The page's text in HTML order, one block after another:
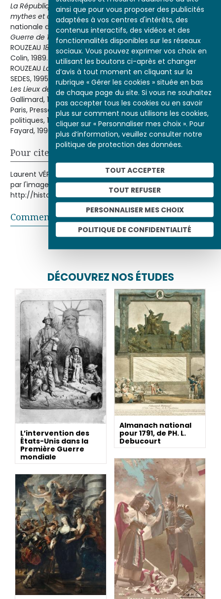
ainsi que pour vous proposer des publicités
adaptées à vos centres d'intérêts, des
contenus interactifs, des vidéos et des
fonctionnalités disponibles sur les réseaux
sociaux. Vous pouvez exprimer vos choix en
utilisant les boutons ci-après et changer
d’avis à tout moment en cliquant sur la
rubrique « Gérer les cookies » située en bas
de chaque page du site. Si vous ne souhaitez
pas accepter tous les cookies ou en savoir
plus sur comment nous utilisons les cookies,
cliquer sur « Personnaliser mes choix ». Pour
plus d’information, veuillez consulter notre
politique de protection des données.
TOUT ACCEPTER
TOUT REFUSER
PERSONNALISER MES CHOIX
POLITIQUE DE CONFIDENTIALITÉ
La RépubliqueParis, Gallimard, 1984.Ouriel RESHEF Guerre,
mythes et caricatureParis, Presse de la Fondation
nationale des Sciences politiques, 1984.François ROTH
Guerre de 1870Paris, Fayard, 1990.Stéphane AUDOUIN-
ROUZEAU 1870, la France dans la guerreParis, Armand
Colin, 1989.Jean-Jacques BECKER, Stéphane AUDOUIN-
ROUZEAU La France, la nation, la guerre : 1850-1920Paris,
SEDES, 1995.Pierre NORA « Lavisse, instituteur national » in
Les Lieux de la mémoire, tome I, La République Paris,
Gallimard, 1984.Ouriel RESHEFGuerre, mythes et caricature
Paris, Presse de la Fondation nationale des Sciences
politiques, 1984.François ROTHLa Guerre de 1870Paris,
Fayard, 1990.
Pour citer cet article
Laurent VÉRAY, « L'image de l'Allemand en 1870 », Histoire
par l'image [en ligne], consulté le 07/08/2026. URL :
http://histoire-image.org/etudes/image-allemand-1870
Commentaires
Partager sur
DÉCOUVREZ NOS ÉTUDES
L’intervention des
États-Unis dans la
Première Guerre
mondiale
Almanach national
pour 1791, de PH. L.
Debucourt